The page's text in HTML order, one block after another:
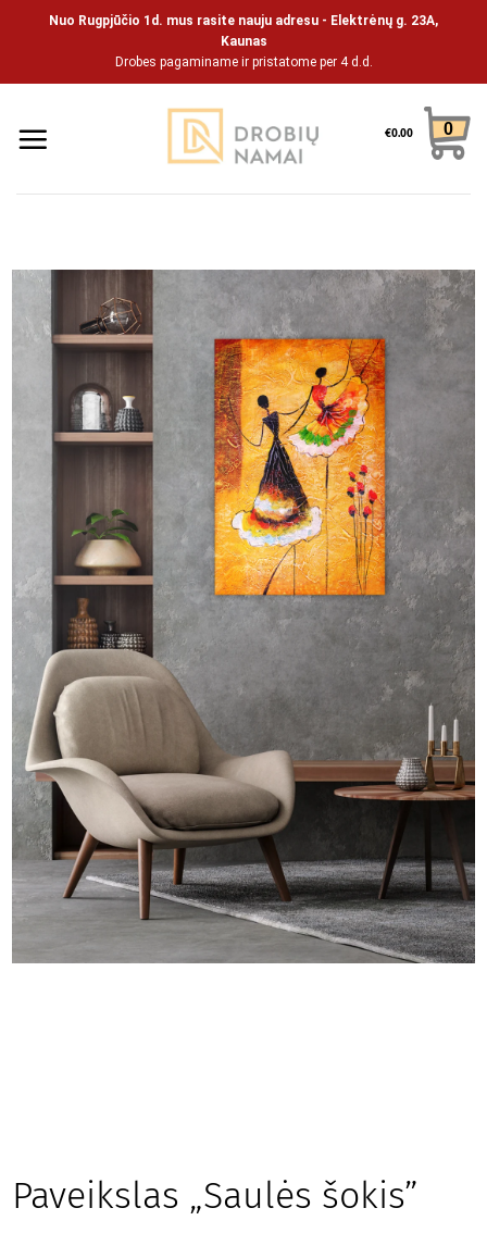
Nuo Rugpjūčio 1d. mus rasite nauju adresu - Elektrėnų g. 23A,
Kaunas
Drobes pagaminame ir pristatome per 4 d.d.
€0.00 0
Paveikslas „Saulės šokis”